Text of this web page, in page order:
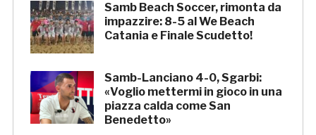
Samb Beach Soccer, rimonta da
impazzire: 8-5 al We Beach
Catania e Finale Scudetto!
Samb-Lanciano 4-0, Sgarbi:
«Voglio mettermi in gioco in una
piazza calda come San
Benedetto»